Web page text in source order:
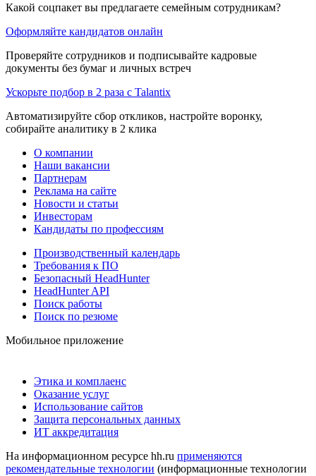
Какой соцпакет вы предлагаете семейным сотрудникам?
Оформляйте кандидатов онлайн
Проверяйте сотрудников и подписывайте кадровые
документы без бумаг и личных встреч
Ускорьте подбор в 2 раза с Talantix
Автоматизируйте сбор откликов, настройте воронку,
собирайте аналитику в 2 клика
О компании
Наши вакансии
Партнерам
Реклама на сайте
Новости и статьи
Инвесторам
Кандидаты по профессиям
Производственный календарь
Требования к ПО
Безопасный HeadHunter
HeadHunter API
Поиск работы
Поиск по резюме
Мобильное приложение
Этика и комплаенс
Оказание услуг
Использование сайтов
Защита персональных данных
ИТ аккредитация
На информационном ресурсе hh.ru применяются
рекомендательные технологии (информационные технологии